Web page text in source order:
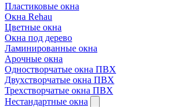
Пластиковые окна
Окна Rehau
Цветные окна
Окна под дерево
Ламинированные окна
Арочные окна
Одностворчатые окна ПВХ
Двухстворчатые окна ПВХ
Трехстворчатые окна ПВХ
Нестандартные окна